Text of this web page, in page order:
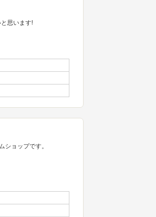
思います!
ショップです。